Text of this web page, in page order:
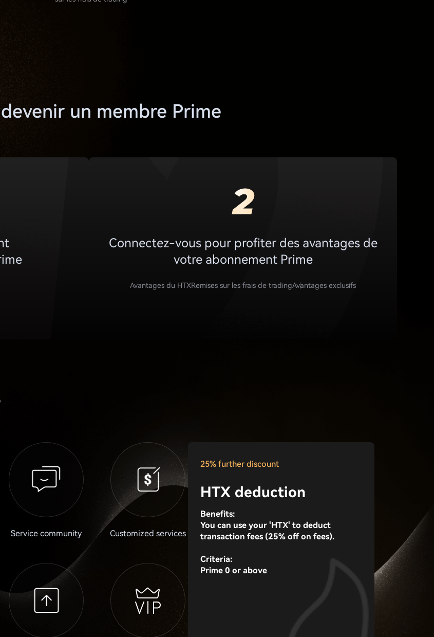
un membre Prime
Connectez-vous pour profiter des avantages de
votre abonnement Prime
Avantages du HTXRemises sur les frais de tradingAvantages exclusifs
25% further discount
HTX deduction
Benefits:
You can use your 'HTX' to deduct
transaction fees (25% off on fees).
Criteria:
Prime 0 or above
Service community Customized services Rapports d'experts Rencontres hors ligne